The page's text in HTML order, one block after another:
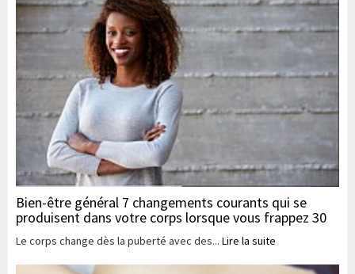
Bien-être général 7 changements courants qui se
produisent dans votre corps lorsque vous frappez 30
Le corps change dès la puberté avec des... Lire la suite